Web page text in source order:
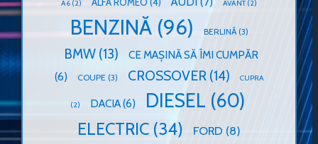
A6 (2) AVANT(2)
BENZINĂ(96) BERLINĂ(3)
BMW(13)
CE MAȘINĂ SĂ ÎMI CUMPĂR
(6)
COUPE(3) CROSSOVER(14) CUPRA
(2) DACIA(6) DIESEL (60)
ELECTRIC (34) FORD (8)